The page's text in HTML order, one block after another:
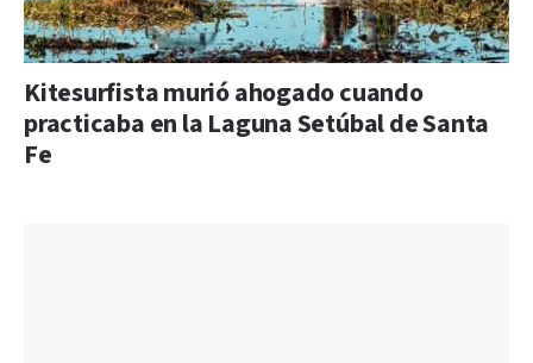
Kitesurfista murió ahogado cuando
practicaba en la Laguna Setúbal de Santa
Fe